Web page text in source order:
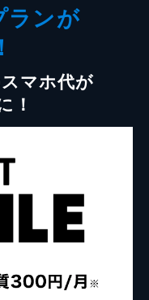
ランが
マホ代が
！